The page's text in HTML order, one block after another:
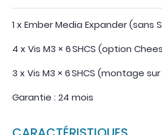
1 x Ember Media Expander (sans
4 x Vis M3 × 6 SHCS (option
3 x Vis M3 × 6 SHCS (montage
Garantie : 24 mois